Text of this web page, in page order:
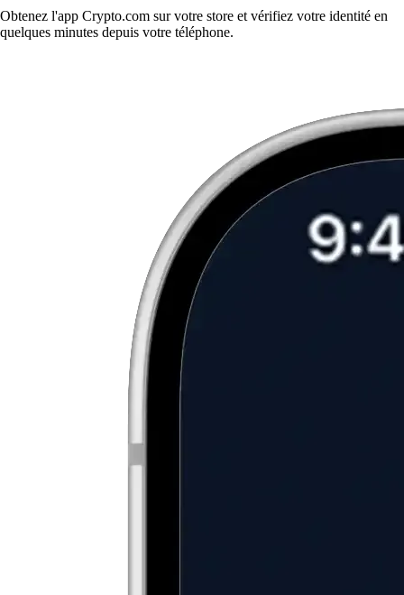
Obtenez l'app Crypto.com sur votre store et vérifiez votre identité en
quelques minutes depuis votre téléphone.